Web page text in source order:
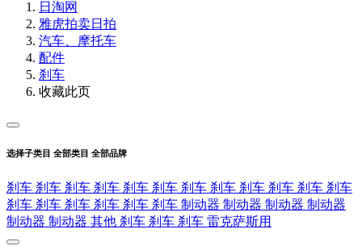
日淘网
雅虎拍卖日拍
汽车、摩托车
配件
刹车
收藏此页
选择子类目 全部类目 全部品牌
刹车 刹车 刹车 刹车 刹车 刹车 刹车 刹车 刹车 刹车 刹车 刹车
刹车 刹车 刹车 刹车 刹车 刹车 制动器 制动器 制动器 制动器
制动器 制动器 其他 刹车 刹车 刹车 雷克萨斯用